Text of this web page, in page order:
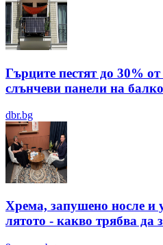
Гърците пестят до 30% от
слънчеви панели на
dbr.bg
Хрема, запушено носле и
лятотo - какво трябва да